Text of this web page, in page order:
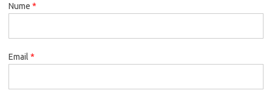
Nume *
Email *